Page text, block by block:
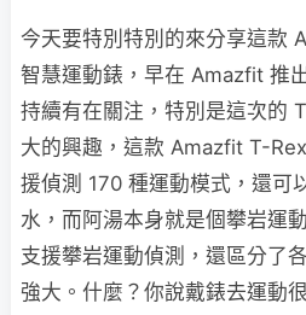
今天要特別特別的來分享這款
智慧運動錶，早在 Amazfit 推
持續有在關注，特別是這次的
大的興趣，這款 Amazfit T-
援偵測 170 種運動模式，還可
水，而阿湯本身就是個攀岩運
支援攀岩運動偵測，還區分了
強大。什麼？你說戴錶去運動